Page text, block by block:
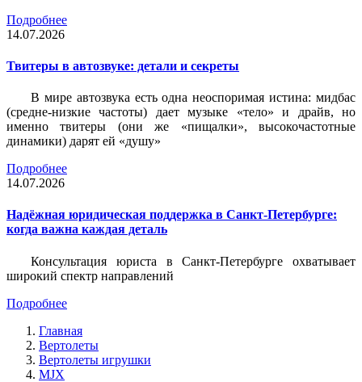
Подробнее
14.07.2026
Твитеры в автозвуке: детали и секреты
В мире автозвука есть одна неоспоримая истина: мидбас
(средне-низкие частоты) дает музыке «тело» и драйв, но
именно твитеры (они же «пищалки», высокочастотные
динамики) дарят ей «душу»
Подробнее
14.07.2026
Надёжная юридическая поддержка в Санкт-Петербурге:
когда важна каждая деталь
Консультация юриста в Санкт-Петербурге охватывает
широкий спектр направлений
Подробнее
Главная
Вертолеты
Вертолеты игрушки
MJX